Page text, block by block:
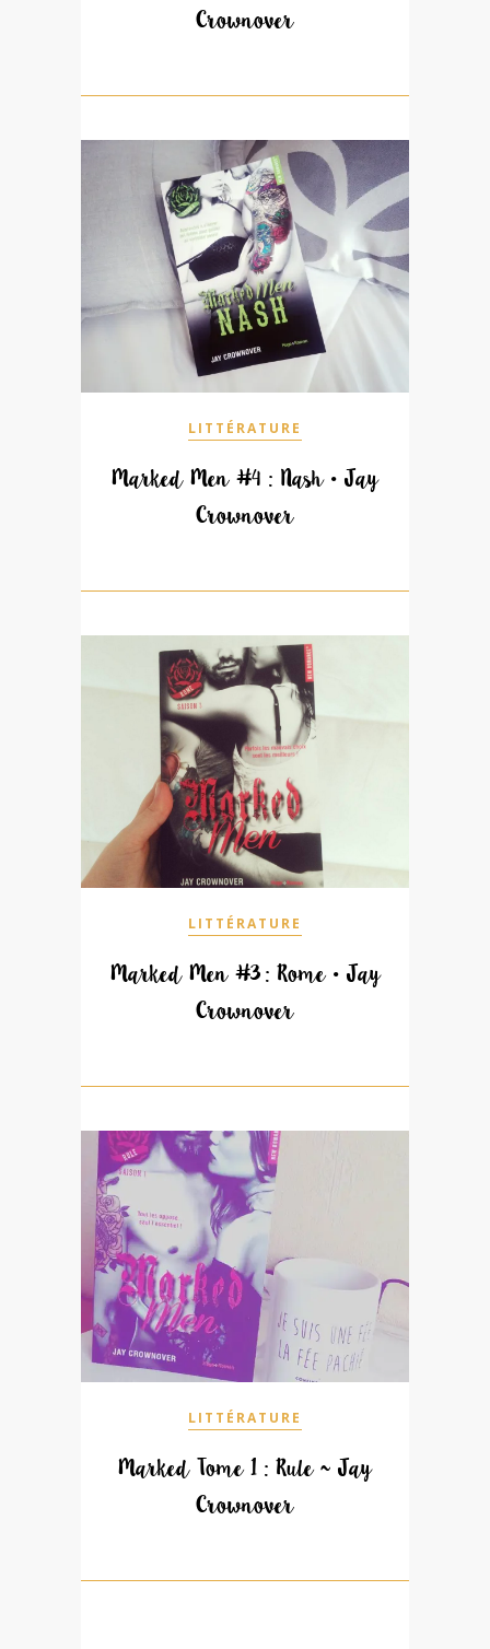
Crownover
LITTÉRATURE
Marked Men #4 : Nash • Jay
Crownover
LITTÉRATURE
Marked Men #3 : Rome • Jay
Crownover
LITTÉRATURE
Marked Tome 1 : Rule ~ Jay
Crownover